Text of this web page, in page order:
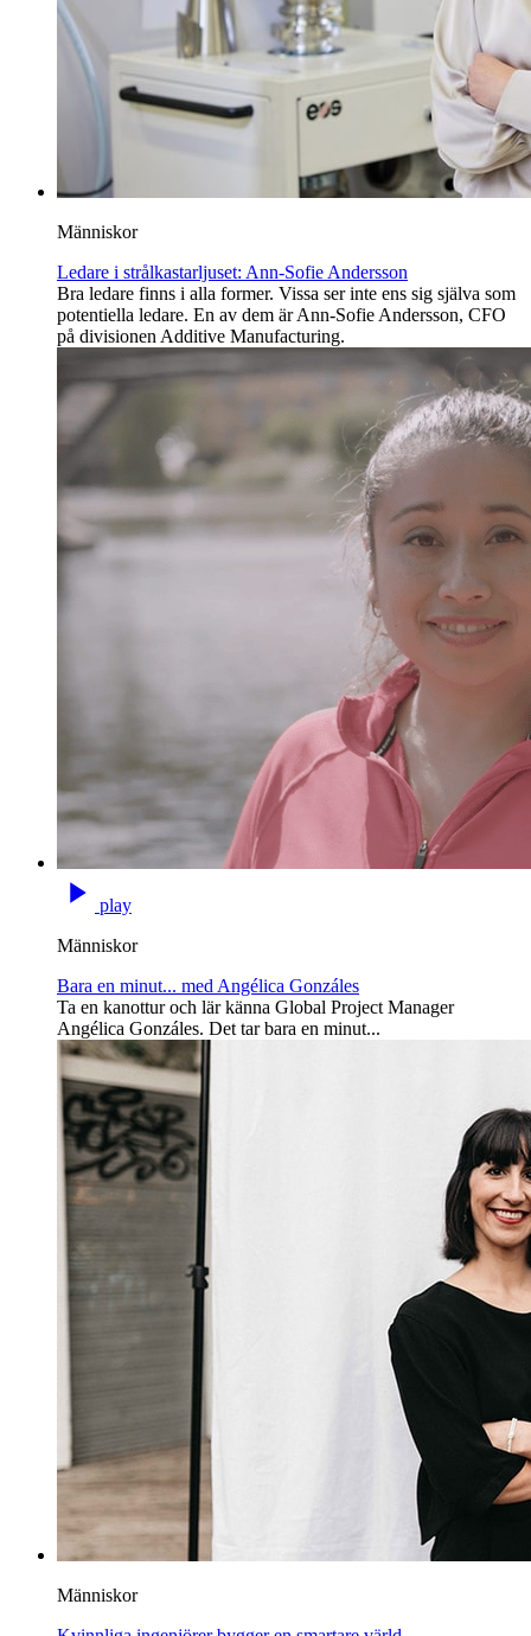
Människor
Ledare i strålkastarljuset: Ann-Sofie Andersson
Bra ledare finns i alla former. Vissa ser inte ens sig själva som
potentiella ledare. En av dem är Ann-Sofie Andersson, CFO
på divisionen Additive Manufacturing.
play
Människor
Bara en minut... med Angélica Gonzáles
Ta en kanottur och lär känna Global Project Manager
Angélica Gonzáles. Det tar bara en minut...
Människor